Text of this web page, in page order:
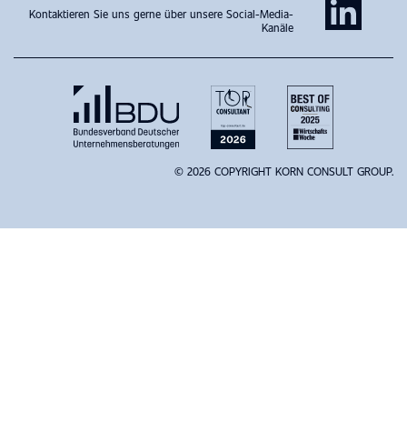
Kontaktieren Sie uns gerne über unsere Social-Media-
Kanäle
© 2026 COPYRIGHT KORN CONSULT GROUP.